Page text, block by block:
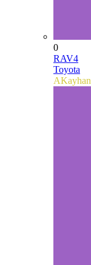
0
RAV4
Toyota
AKayhan